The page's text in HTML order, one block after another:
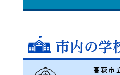
市内の学
高萩市